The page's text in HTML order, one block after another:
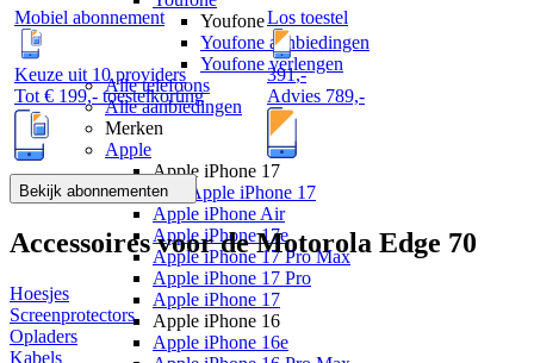
Youfone
Youfone aanbiedingen
Youfone verlengen
Alle telefoons
Alle aanbiedingen
Merken
Apple
Apple iPhone 17
Alle Apple iPhone 17
Apple iPhone Air
Apple iPhone 17e
Apple iPhone 17 Pro Max
Apple iPhone 17 Pro
Apple iPhone 17
Apple iPhone 16
Apple iPhone 16e
Mobiel abonnement
Keuze uit 10 providers
Tot € 199,- toestelkorting
Los toestel
391,-
Advies 789,-
Bekijk abonnementen
Accessoires voor deMotorola Edge 70
Hoesjes
Screenprotectors
Opladers
Kabels